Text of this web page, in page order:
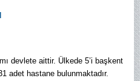
devlete aittir. Ülkede 5’i başkent
adet hastane bulunmaktadır.